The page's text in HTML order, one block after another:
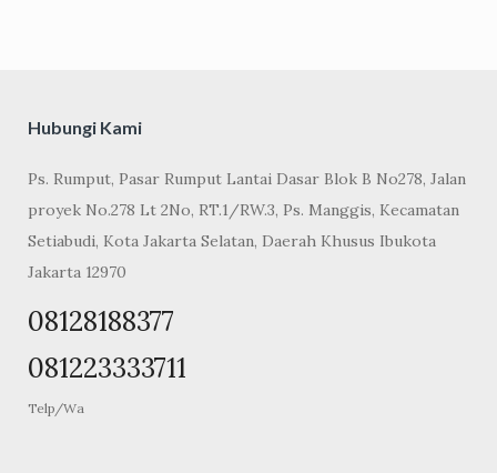
Hubungi Kami
Ps. Rumput, Pasar Rumput Lantai Dasar Blok B No278, Jalan
proyek No.278 Lt 2No, RT.1/RW.3, Ps. Manggis, Kecamatan
Setiabudi, Kota Jakarta Selatan, Daerah Khusus Ibukota
Jakarta 12970
08128188377
081223333711
Telp/Wa